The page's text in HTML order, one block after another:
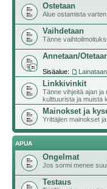
Ostetaan
Alue ostamista varten
Vaihdetaan
Tänne
Annetaan/
Sisäalue:
Linkkivinkit
Tänne vihjeitä ajan
kulttuurista ja muista
Mainokset ja
Yrittäjien mainokset
APUA
Ongelmat
Jos sormi menee
Testaus